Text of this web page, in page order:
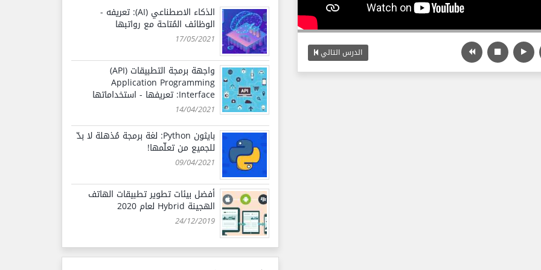
الدرس التالي
الذكاء الاصطناعي (AI): تعريفه -
الوظائف المُتاحة مع رواتبها
17/05/2021
واجهة برمجة التطبيقات (API)
Application Programming
Interface: تعريفها - استخداماتها
14/04/2021
بايثون Python: لغة برمجة مُذهلة لا بدّ
للجميع من تعلّمها!
09/04/2021
أفضل بيئات تطوير تطبيقات الهاتف
الهجينة Hybrid لعام 2020
24/12/2019